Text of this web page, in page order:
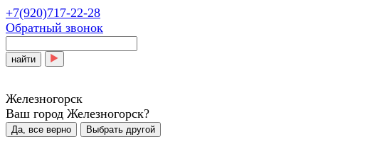
+7(920)717-22-28
Обратный звонок
найти
Железногорск
Ваш город Железногорск?
Да, все верно Выбрать другой